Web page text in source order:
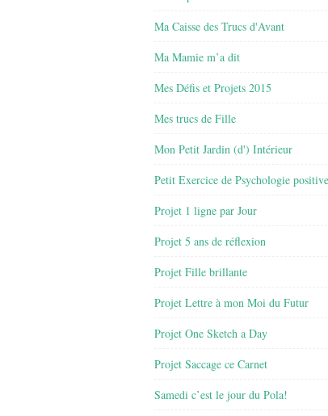
Ma Caisse des Trucs d'Avant
Ma Mamie m’a dit
Mes Défis et Projets 2015
Mes trucs de Fille
Mon Petit Jardin (d') Intérieur
Petit Exercice de Psychologie positive
Projet 1 ligne par Jour
Projet 5 ans de réflexion
Projet Fille brillante
Projet Lettre à mon Moi du Futur
Projet One Sketch a Day
Projet Saccage ce Carnet
Samedi c’est le jour du Pola!